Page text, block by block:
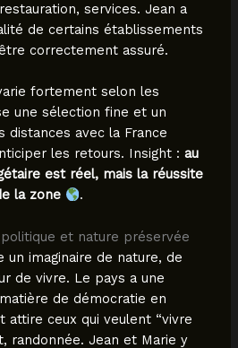
services. Jean a
de certains établissements
correctement assuré.
fortement selon les
une sélection fine et un
distances avec la France
les retours. Insight : au
est réel, mais la réussite
la zone
.
et nature préservée
un imaginaire de nature, de
de vivre. Le pays a une
de démocratie en
attire ceux qui veulent “vivre
randonnée. Jean et Marie y